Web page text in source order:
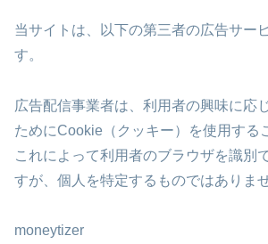
当サイトは、以下の第三者の広告サー
す。
広告配信事業者は、利用者の興味に応
ためにCookie（クッキー）を使用する
これによって利用者のブラウザを識別
すが、個人を特定するものではありませ
moneytizer